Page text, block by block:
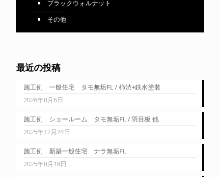
ブラックウォルナット
その他
最近の投稿
施工例 一般住宅 タモ無垢FL / 柿渋+鉄水塗装
2026年8月6日
施工例 ショールーム タモ無垢FL / 羽目板 他
2025年12月24日
施工例 新築一般住宅 ナラ無垢FL
2025年8月18日